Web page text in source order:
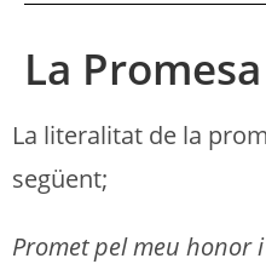
La
La literalitat de la
següent;
Promet pel meu honor